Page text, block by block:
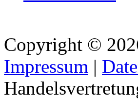
Copyright ©
Impressum |